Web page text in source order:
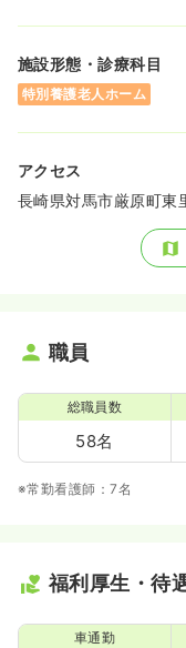
施設形態・診療科目
特別養護老人ホーム
アクセス
長崎県対馬市厳原町東
職員
総職員数
58名
※常勤看護師：7名
福利厚生・待
車通勤